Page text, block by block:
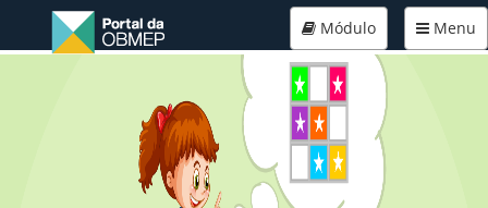
Menu
Módulo